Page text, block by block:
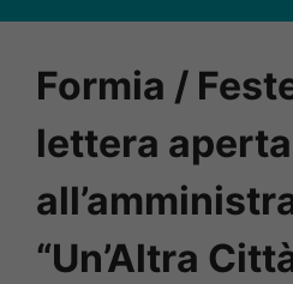
Formia /
lettera aperta
“Un’Altra